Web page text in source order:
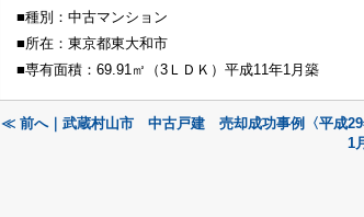
■種別：中古マンション
■所在：東京都東大和市
■専有面積：69.91㎡（3ＬＤＫ）平成11年1月築
≪ 前へ｜武蔵村山市 中古戸建 売却成功事例〈平成29
1